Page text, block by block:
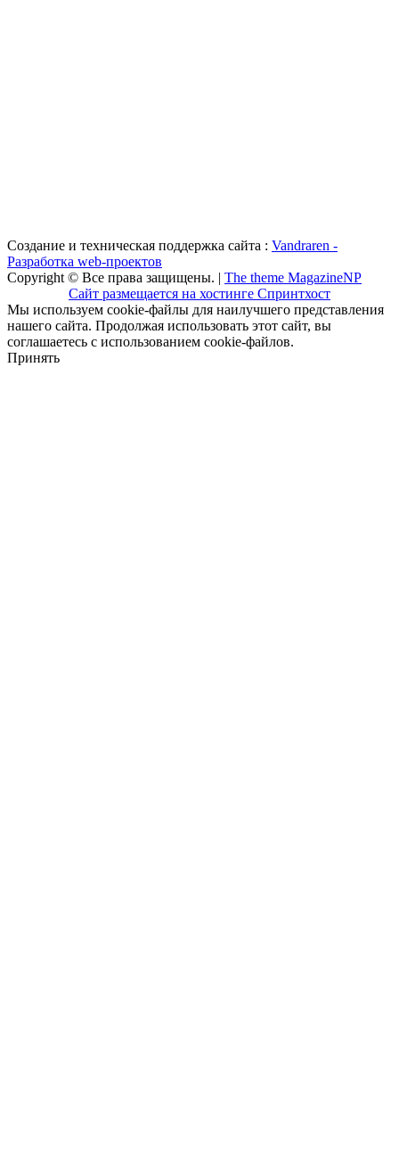
Создание и техническая поддержка сайта : Vandraren -
Разработка web-проектов
Copyright © Все права защищены. | The theme MagazineNP
Сайт размещается на хостинге Спринтхост
Мы используем cookie-файлы для наилучшего представления
нашего сайта. Продолжая использовать этот сайт, вы
соглашаетесь с использованием cookie-файлов.
Принять